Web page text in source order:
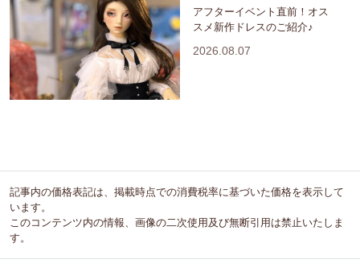
アフターイベント直前！オス
スメ新作ドレスのご紹介♪
2026.08.07
記事内の価格表記は、掲載時点での消費税率に基づいた価格を表示して
います。
このコンテンツ内の情報、画像の二次使用及び無断引用は禁止いたしま
す。